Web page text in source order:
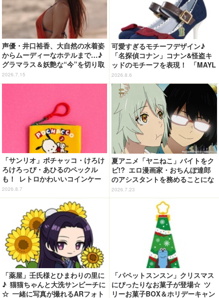
声優・井口裕香、大自然の水着姿
からムーディーなホテルまで…♪
グラマラス＆妖艶な“今”を切り取
り！3冊目写真集が発売中
2026.7.15
可愛すぎるモチーフデザイン♪
「名探偵コナン」コナン&怪盗キ
ッドのモチーフを表現！ 「MAYL
A」パンプスがセール実施中【3
0％オフセール】
2026.8.6
「サンリオ」ポチャッコ・けろけ
ろけろっぴ・あひるのペックル
も！ レトロかわいいコインケー
ス第2弾がカプセルトイに登場♪
2026.8.7
夏アニメ「ヤニねこ」バイトをク
ビ!? エロ漫画家・おちんぽ達郎
のアシスタントを務めることにな
ったヤニねこだが…第4話先行カ
ット
2026.7.23
「薬屋」壬氏様とひまわりの里に
♪ 猫猫ちゃんと大洗サンビーチに
☆ 一緒に写真が撮れるARフォト
「パペットスンスン」クリスマス
にぴったりなお菓子が登場☆ ツ
リーお菓子BOX＆ホリデーキャン